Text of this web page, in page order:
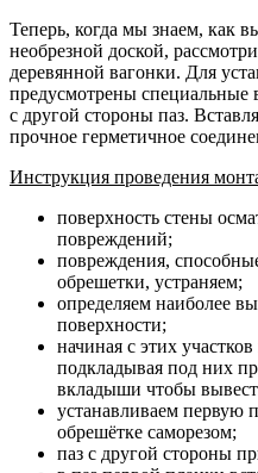
Теперь, когда мы знаем, как
необрезной доской,
деревянной вагонки. Для
предусмотрены
с другой стороны паз.
прочное герметичное
Инструкция проведения
поверхность стены
повреждений;
повреждения,
обрешетки, устраняем;
определяем наиболее
поверхности;
начиная с этих
подкладывая под них
вкладыши чтобы
устанавливаем первую
обрешётке саморезом;
паз с другой стороны